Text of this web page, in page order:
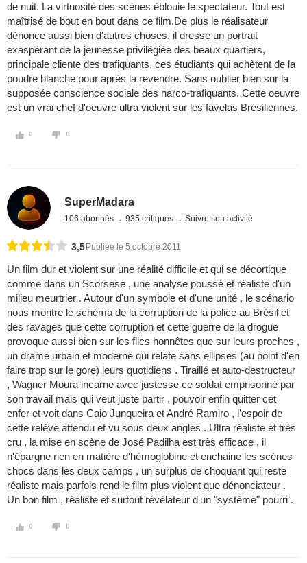
de nuit. La virtuosité des scènes éblouie le spectateur. Tout est
maîtrisé de bout en bout dans ce film.De plus le réalisateur
dénonce aussi bien d'autres choses, il dresse un portrait
exaspérant de la jeunesse privilégiée des beaux quartiers,
principale cliente des trafiquants, ces étudiants qui achètent de la
poudre blanche pour après la revendre. Sans oublier bien sur la
supposée conscience sociale des narco-trafiquants. Cette oeuvre
est un vrai chef d'oeuvre ultra violent sur les favelas Brésiliennes.
0 0
SuperMadara
106 abonnés 935 critiques Suivre son activité
3,5 Publiée le 5 octobre 2011
Un film dur et violent sur une réalité difficile et qui se décortique
comme dans un Scorsese , une analyse poussé et réaliste d'un
milieu meurtrier . Autour d'un symbole et d'une unité , le scénario
nous montre le schéma de la corruption de la police au Brésil et
des ravages que cette corruption et cette guerre de la drogue
provoque aussi bien sur les flics honnêtes que sur leurs proches ,
un drame urbain et moderne qui relate sans ellipses (au point d'en
faire trop sur le gore) leurs quotidiens . Tiraillé et auto-destructeur
, Wagner Moura incarne avec justesse ce soldat emprisonné par
son travail mais qui veut juste partir , pouvoir enfin quitter cet
enfer et voit dans Caio Junqueira et André Ramiro , l'espoir de
cette relève attendu et vu sous deux angles . Ultra réaliste et très
cru , la mise en scène de José Padilha est très efficace , il
n'épargne rien en matière d'hémoglobine et enchaine les scènes
chocs dans les deux camps , un surplus de choquant qui reste
réaliste mais parfois rend le film plus violent que dénonciateur .
Un bon film , réaliste et surtout révélateur d'un "système" pourri .
0 0